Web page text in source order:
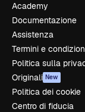
Academy
Documentazione
Assistenza
Termini e
Politica sulla
Originali New
Politica dei cookie
Centro di fiducia